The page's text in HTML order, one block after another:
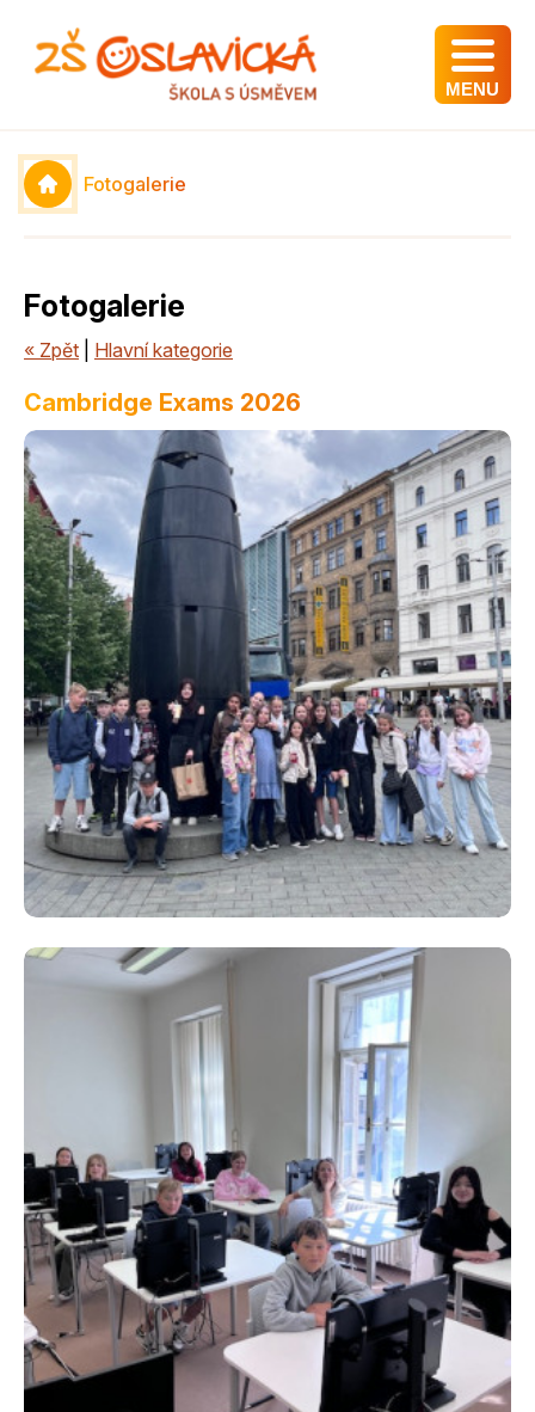
MENU
Fotogalerie
Fotogalerie
« Zpět Hlavní kategorie
Cambridge Exams 2026